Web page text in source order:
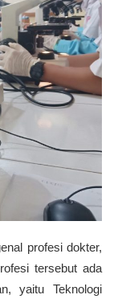
profesi dokter,
tersebut ada
yaitu Teknologi